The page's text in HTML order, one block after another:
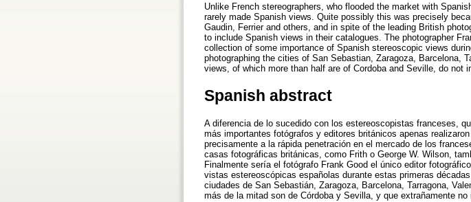
Unlike French stereographers, who flooded the market with
rarely made Spanish views. Quite possibly this was precisely
Gaudin, Ferrier and others, and in spite of the leading British
to include Spanish views in their catalogues. The photographer
collection of some importance of Spanish stereoscopic views
photographing the cities of San Sebastian, Zaragoza, Barcelona,
views, of which more than half are of Cordoba and Seville, do not
Spanish abstract
A diferencia de lo sucedido con los estereoscopistas franceses,
más importantes fotógrafos y editores británicos apenas
precisamente a la rápida penetración en el mercado de los
casas fotográficas británicas, como Frith o George W. Wilson,
Finalmente sería el fotógrafo Frank Good el único editor
vistas estereoscópicas españolas durante estas primeras
ciudades de San Sebastián, Zaragoza, Barcelona, Tarragona,
más de la mitad son de Córdoba y Sevilla, y que extrañamente